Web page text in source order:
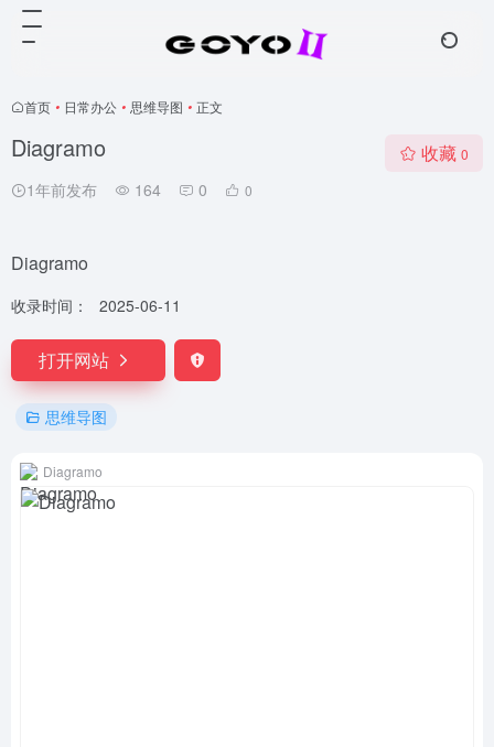
首页 • 日常办公 • 思维导图 • 正文
Diagramo
1年前发布 164 0 0
收藏 0
Diagramo
收录时间： 2025-06-11
打开网站
思维导图
Diagramo